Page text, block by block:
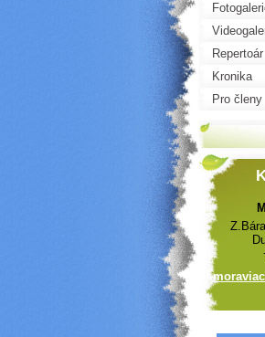
Repertoár
Kronika
Pro členy
moraviac